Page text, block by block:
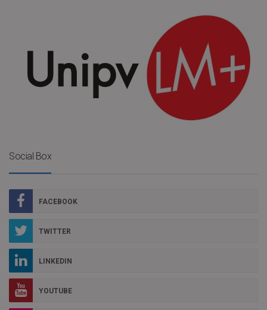
Social Box
FACEBOOK
TWITTER
LINKEDIN
YOUTUBE